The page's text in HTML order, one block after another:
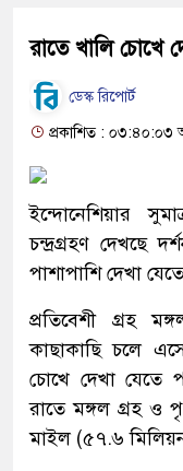
রাতে খালি চোখে
ডেস্ক রিপোর্ট
প্রকাশিত : ০৩:৪০:০৩
ইন্দোনেশিয়ার
চন্দ্রগ্রহণ দেখছে
পাশাপাশি দেখা
প্রতিবেশী গ্রহ
কাছাকাছি চলে
চোখে দেখা যেতে
রাতে মঙ্গল গ্রহ ও
মাইল (৫৭.৬